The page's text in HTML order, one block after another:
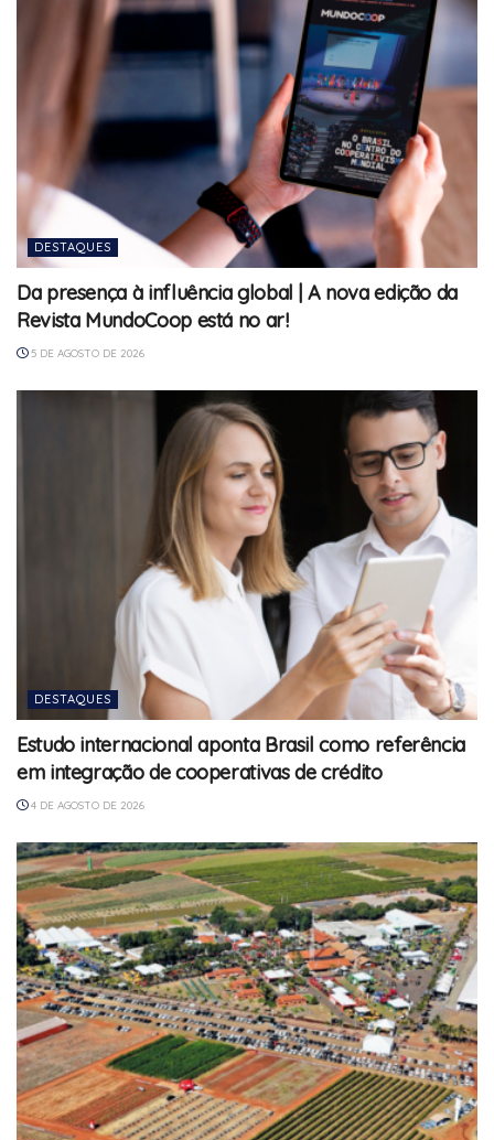
DESTAQUES
Da presença à influência global | A nova edição da
Revista MundoCoop está no ar!
5 DE AGOSTO DE 2026
DESTAQUES
Estudo internacional aponta Brasil como referência
em integração de cooperativas de crédito
4 DE AGOSTO DE 2026